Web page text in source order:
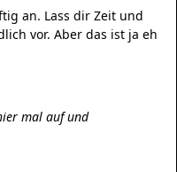
an. Lass dir Zeit und
vor. Aber das ist ja eh
mal auf und